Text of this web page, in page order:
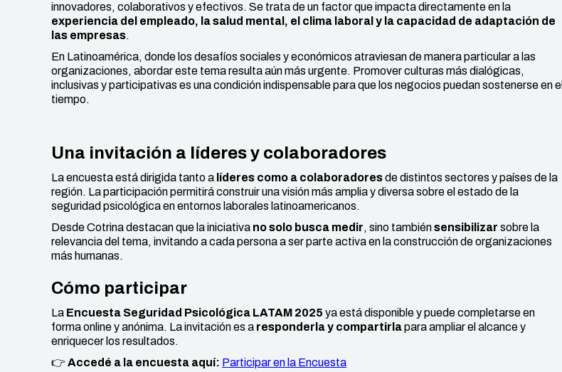
innovadores, colaborativos y efectivos. Se trata de un factor que impacta directamente en la
experiencia del empleado, la salud mental, el clima laboral y la capacidad de adaptación de
las empresas.
En Latinoamérica, donde los desafíos sociales y económicos atraviesan de manera particular a las
organizaciones, abordar este tema resulta aún más urgente. Promover culturas más dialógicas,
inclusivas y participativas es una condición indispensable para que los negocios puedan sostenerse en el
tiempo.
Una invitación a líderes y colaboradores
La encuesta está dirigida tanto a líderes como a colaboradoresde distintos sectores y países de la
región. La participación permitirá construir una visión más amplia y diversa sobre el estado de la
seguridad psicológica en entornos laborales latinoamericanos.
Desde Cotrina destacan que la iniciativa no solo busca medir, sino tambiénsensibilizar sobre la
relevancia del tema, invitando a cada persona a ser parte activa en la construcción de organizaciones
más humanas.
Cómo participar
La Encuesta Seguridad Psicológica LATAM 2025 ya está disponible y puede completarse en
forma online y anónima. La invitación es a responderla y compartirlapara ampliar el alcance y
enriquecer los resultados.
👉 Accedé a la encuesta aquí: Participar en la Encuesta